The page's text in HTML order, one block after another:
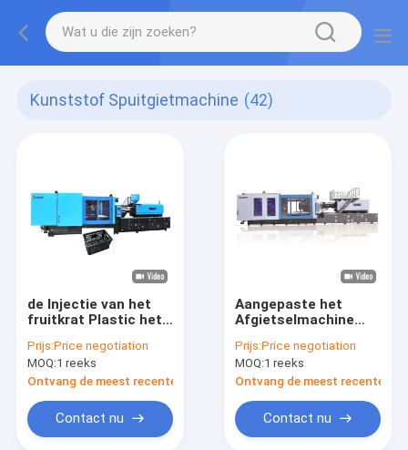
Kunststof Spuitgietmachine (42)
de Injectie van het
fruitkrat Plastic het
Prijs:Price negotiation
MOQ:1 reeks
Ontvang de meest recente Prijs
Contact nu
Aangepaste het
Afgietselmachine
snelheidsinjectie
Prijs:Price negotiation
MOQ:1 reeks
Ontvang de meest recente
Contact nu